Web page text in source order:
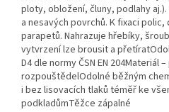
ploty, obložení, čluny, podlahy
a nesavých povrchů. K fixaci
parapetů. Nahrazuje hřebíky,
vytvrzení lze brousit a
D4 dle normy ČSN EN 204Materiál
rozpouštědelOdolné běžným
i bez lisovacích tlaků téměř ke
podkladůmTěžce zápalné